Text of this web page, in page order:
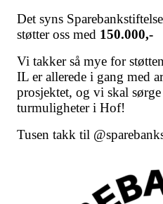
Det syns
støtter oss med 150.000,-
Vi takker så mye for
IL er allerede i gang med
prosjektet, og vi skal
turmuligheter i Hof!
Tusen takk til